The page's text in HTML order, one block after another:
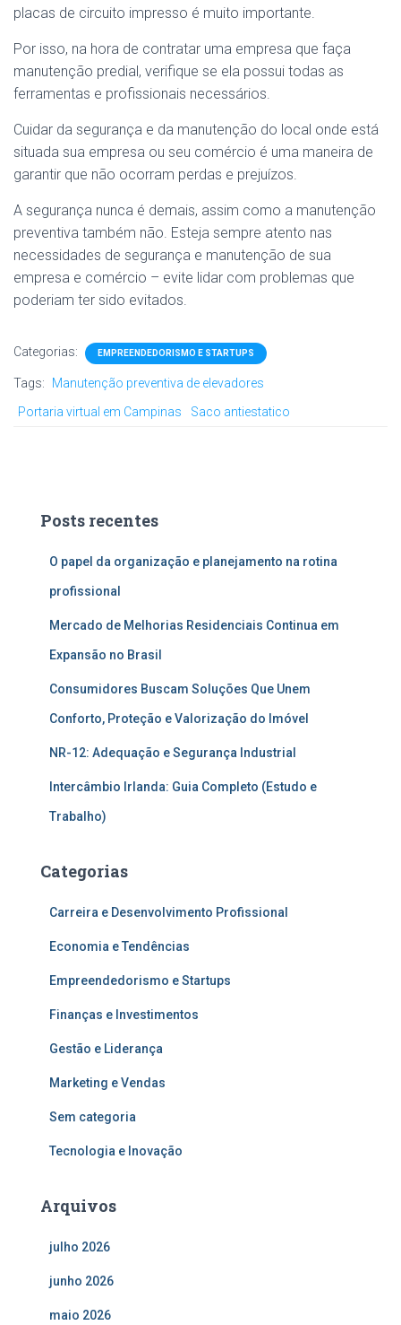
placas de circuito impresso é muito importante.
Por isso, na hora de contratar uma empresa que faça
manutenção predial, verifique se ela possui todas as
ferramentas e profissionais necessários.
Cuidar da segurança e da manutenção do local onde está
situada sua empresa ou seu comércio é uma maneira de
garantir que não ocorram perdas e prejuízos.
A segurança nunca é demais, assim como a manutenção
preventiva também não. Esteja sempre atento nas
necessidades de segurança e manutenção de sua
empresa e comércio – evite lidar com problemas que
poderiam ter sido evitados.
Categorias: EMPREENDEDORISMO E STARTUPS
Tags:
Manutenção preventiva de elevadores
Portaria virtual em Campinas
Saco antiestatico
Posts recentes
O papel da organização e planejamento na rotina
profissional
Mercado de Melhorias Residenciais Continua em
Expansão no Brasil
Consumidores Buscam Soluções Que Unem
Conforto, Proteção e Valorização do Imóvel
NR-12: Adequação e Segurança Industrial
Intercâmbio Irlanda: Guia Completo (Estudo e
Trabalho)
Categorias
Carreira e Desenvolvimento Profissional
Economia e Tendências
Empreendedorismo e Startups
Finanças e Investimentos
Gestão e Liderança
Marketing e Vendas
Sem categoria
Tecnologia e Inovação
Arquivos
julho 2026
junho 2026
maio 2026